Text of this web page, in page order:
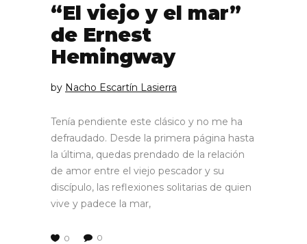
“El viejo y el mar”
de Ernest
Hemingway
by Nacho Escartín Lasierra
Tenía pendiente este clásico y no me ha
defraudado. Desde la primera página hasta
la última, quedas prendado de la relación
de amor entre el viejo pescador y su
discípulo, las reflexiones solitarias de quien
vive y padece la mar,
0 0